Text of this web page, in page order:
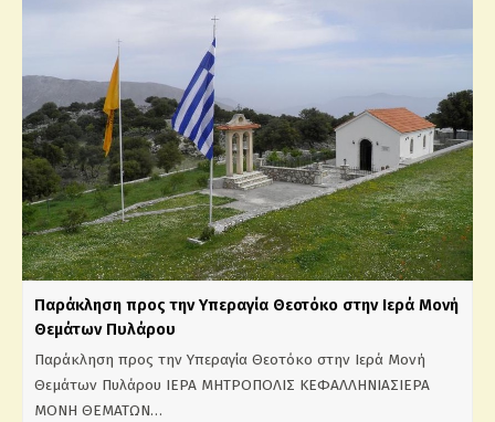
Παράκληση προς την Υπεραγία Θεοτόκο στην Ιερά Μονή
Θεμάτων Πυλάρου
Παράκληση προς την Υπεραγία Θεοτόκο στην Ιερά Μονή
Θεμάτων Πυλάρου ΙΕΡΑ ΜΗΤΡΟΠΟΛΙΣ ΚΕΦΑΛΛΗΝΙΑΣΙΕΡΑ
ΜΟΝΗ ΘΕΜΑΤΩΝ…